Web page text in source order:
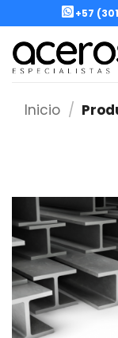
to
content
+57
Inicio /